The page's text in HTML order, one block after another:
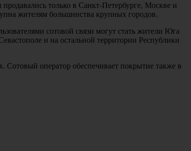
только в Санкт-Петербурге, Москве и
жителям большинства крупных городов.
сотовой связи могут стать жители Юга
и на остальной территории Республики
оператор обеспечивает покрытие также в